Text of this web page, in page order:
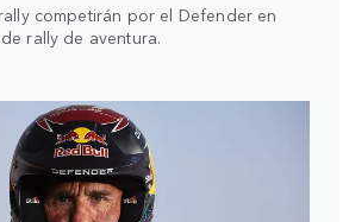
competirán por el Defender en
rally de aventura.